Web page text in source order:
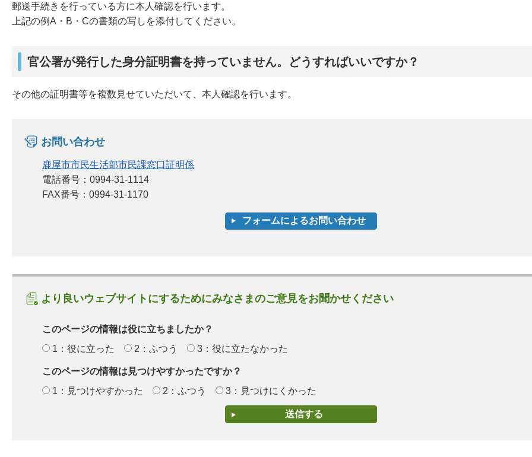
郵送手続きを行っている方に本人確認を行います。
上記の例A・B・Cの書類の写しを添付してください。
官公署が発行した身分証明書を持っていません。どうすればいいですか？
その他の証明書等を複数見せていただいて、本人確認を行います。
お問い合わせ
鹿屋市市民生活部市民課窓口証明係
電話番号：0994-31-1114
FAX番号：0994-31-1170
より良いウェブサイトにするためにみなさまのご意見をお聞かせください
このページの情報は役に立ちましたか？
1：役に立った
2：ふつう 3：役に立たなかった
このページの情報は見つけやすかったですか？
1：見つけやすかった
2：ふつう 3：見つけにくかった